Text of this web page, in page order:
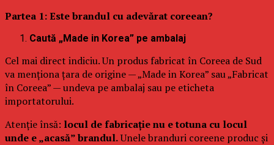
Partea 1: Este brandul cu adevărat coreean?
Caută „Made in Korea” pe ambalaj
Cel mai direct indiciu. Un produs fabricat în Coreea de Sud
va menționa țara de origine — „Made in Korea” sau „Fabricat
în Coreea” — undeva pe ambalaj sau pe eticheta
importatorului.
Atenție însă: locul de fabricație nu e totuna cu locul
unde e „acasă” brandul.Unele branduri coreene produc și